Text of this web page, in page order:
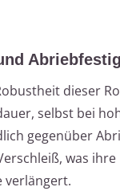
dieser
selbst bei
gegenüber
was ihre
verlängert.